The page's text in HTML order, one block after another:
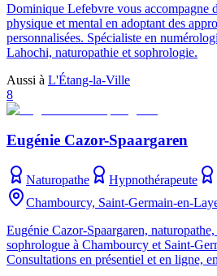
Dominique Lefebvre vous accompagne
physique et mental en adoptant des
personnalisées. Spécialiste en
Lahochi, naturopathie et sophrologie.
Aussi à L'Étang-la-Ville
8
Eugénie Cazor-Spaargaren
Naturopathe Hypnothérapeute
Chambourcy, Saint-Germain-en-
Eugénie Cazor-Spaargaren,
sophrologue à Chambourcy et Saint-
Consultations en présentiel et en ligne,